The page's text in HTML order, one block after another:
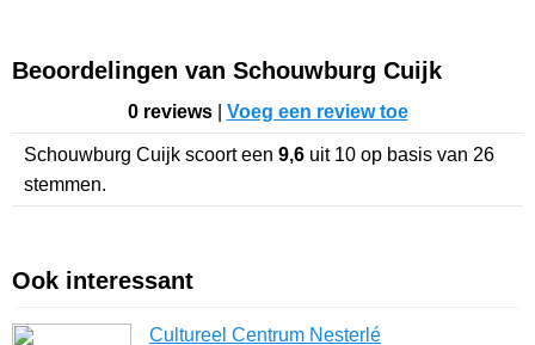
Beoordelingen van Schouwburg Cuijk
0 reviews| Voeg een review toe
Schouwburg Cuijk scoort een 9,6 uit 10 op basis van 26
stemmen.
Ook interessant
Cultureel Centrum Nesterlé